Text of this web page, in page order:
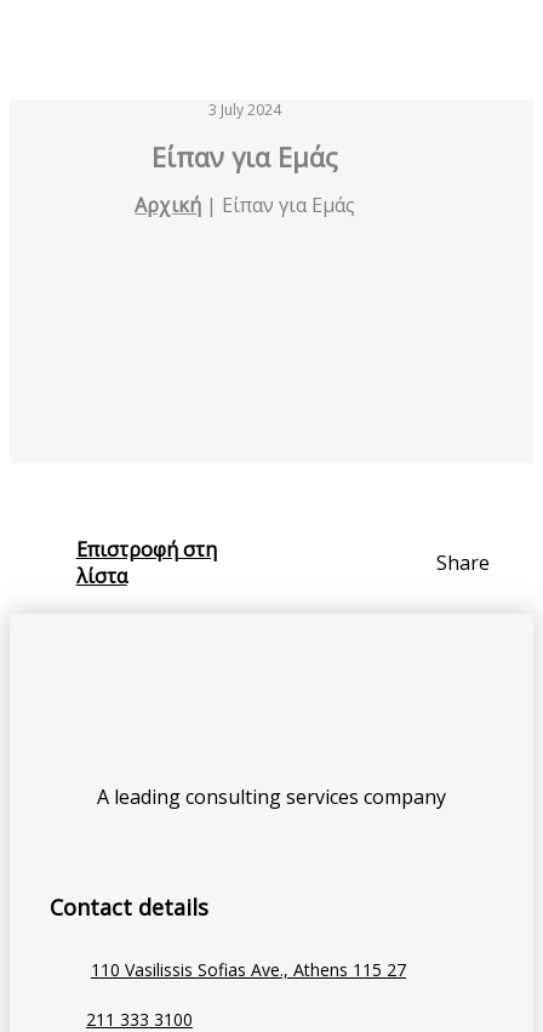
3 July 2024
Eίπαν για Εμάς
Αρχική | Eίπαν για Εμάς
Επιστροφή στη
λίστα
Share
A leading consulting services company
Contact details
110 Vasilissis Sofias Ave., Athens 115 27
211 333 3100